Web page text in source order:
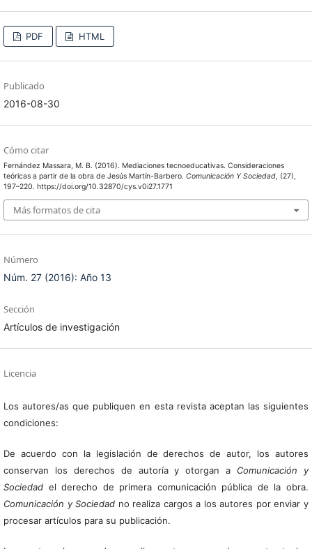
PDF HTML
Publicado
2016-08-30
Cómo citar
Fernández Massara, M. B. (2016). Mediaciones tecnoeducativas. Consideraciones
teóricas a partir de la obra de Jesús Martín-Barbero. Comunicación Y Sociedad, (27),
197–220. https://doi.org/10.32870/cys.v0i27.1771
Más formatos de cita
Número
Núm. 27 (2016): Año 13
Sección
Artículos de investigación
Licencia
Los autores/as que publiquen en esta revista aceptan las siguientes
condiciones:
De acuerdo con la legislación de derechos de autor, los autores
conservan los derechos de autoría y otorgan a Comunicación y
Sociedadel derecho de primera comunicación pública de la obra.
Comunicación y Sociedad no realiza cargos a los autores por enviar y
procesar artículos para su publicación.